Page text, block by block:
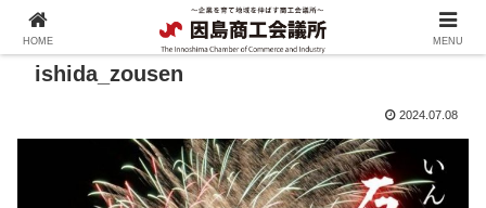
ishida_zousen
2024.07.08
HOME MENU